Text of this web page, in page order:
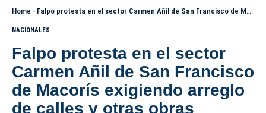
Home - Falpo protesta en el sector Carmen Añil de San Francisco de Macorís exigiendo arreglo de calles y otras obras
NACIONALES
Falpo protesta en el sector
Carmen Añil de San Francisco
de Macorís exigiendo arreglo
de calles y otras obras